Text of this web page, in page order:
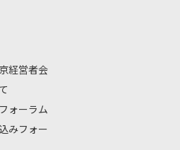
経営者会
ォーラム
みフォー